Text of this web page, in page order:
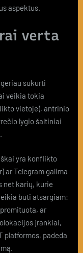
aspektus.
verta
sukurti
veikia tokia
vietoje), antrinio
lygio šaltiniai
yra konflikto
ar Telegram galima
net karių, kurie
būti atsargiam:
ar
įrankiai,
platformos, padeda